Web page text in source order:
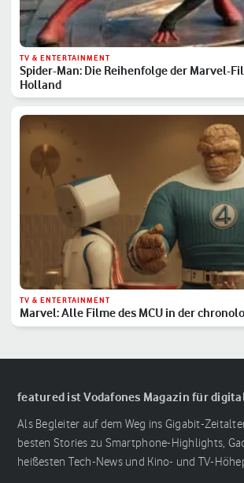
TV & ENTERTAINMENT
Spider-Man: Die Reihenfolge der Marvel-
Holland
TV & ENTERTAINMENT
Marvel: Alle Filme des MCU in der
Reihenfolge
featured ist Vodafones Magazin für
Als Begleiter auf dem Weg ins Gigabit-
besten Stories zu Smartphone-Highlights,
heißesten Tech-News und Kino- und TV-